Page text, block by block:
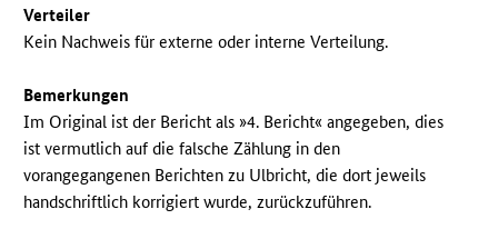
Verteiler
Kein Nachweis für externe oder interne Verteilung.
Bemerkungen
Im Original ist der Bericht als »4. Bericht« angegeben, dies
ist vermutlich auf die falsche Zählung in den
vorangegangenen Berichten zu Ulbricht, die dort jeweils
handschriftlich korrigiert wurde, zurückzuführen.